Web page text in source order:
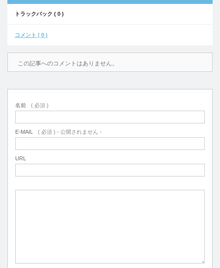
トラックバック ( 0 )
コメント ( 0 )
この記事へのコメントはありません。
名前 ( 必須 )
E-MAIL ( 必須 ) - 公開されません -
URL